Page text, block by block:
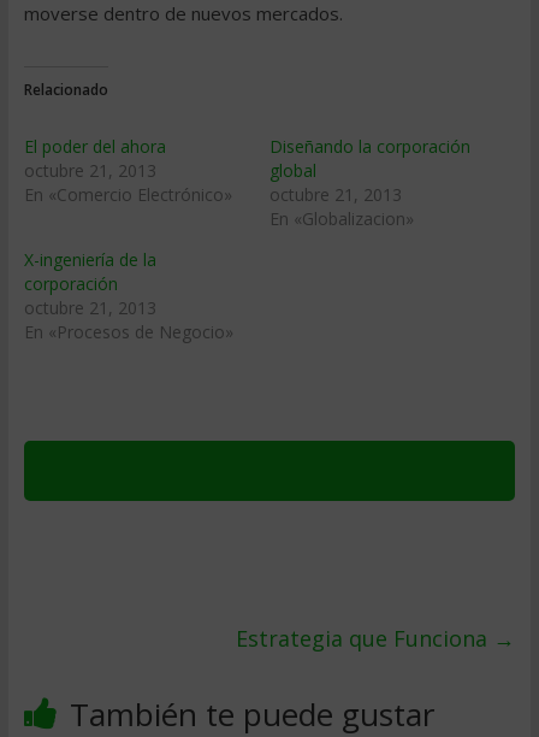
moverse dentro de nuevos mercados.
Relacionado
El poder del ahora
octubre 21, 2013
En «Comercio Electrónico»
Diseñando la corporación
global
octubre 21, 2013
En «Globalizacion»
X-ingeniería de la
corporación
octubre 21, 2013
En «Procesos de Negocio»
Estrategia que Funciona →
También te puede gustar